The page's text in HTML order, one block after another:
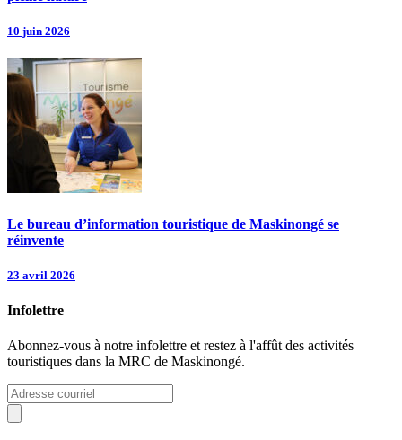
10 juin 2026
Le bureau d’information touristique de Maskinongé se
réinvente
23 avril 2026
Infolettre
Abonnez-vous à notre infolettre et restez à l'affût des activités
touristiques dans la MRC de Maskinongé.